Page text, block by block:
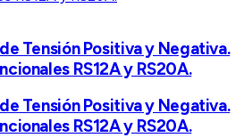
Tensión Positiva y Negativa.
RS12A y RS20A.
Tensión Positiva y Negativa.
RS12A y RS20A.